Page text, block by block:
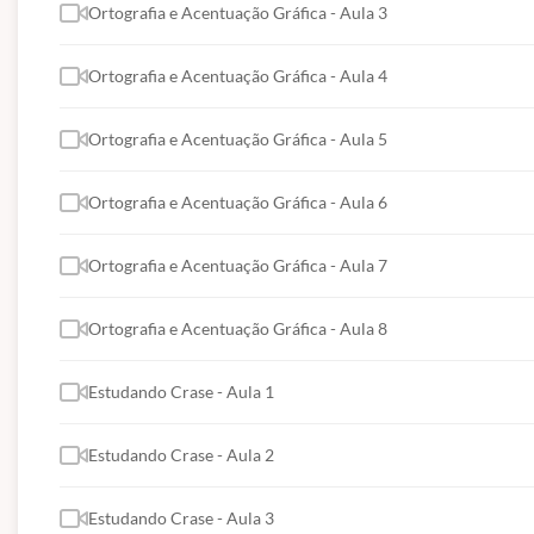
CONCURSO PÚBLICO PARA
O Prefeito Municipal de Marabá, no uso de suas
ao preenchimento de vagas para provimento do
(GMM), integrante da Secretaria Municipal de
1. DAS DISPOSIÇÕES PRELIMINARES
1.1. O Concurso Público, obedecidas as normas
Ortografia e Acentuação Gráfica - Aula 3
Ortografia e Acentuação Gráfica - Aula 4
Ortografia e Acentuação Gráfica - Aula 5
Ortografia e Acentuação Gráfica - Aula 6
Ortografia e Acentuação Gráfica - Aula 7
Ortografia e Acentuação Gráfica - Aula 8
Estudando Crase - Aula 1
Estudando Crase - Aula 2
Estudando Crase - Aula 3